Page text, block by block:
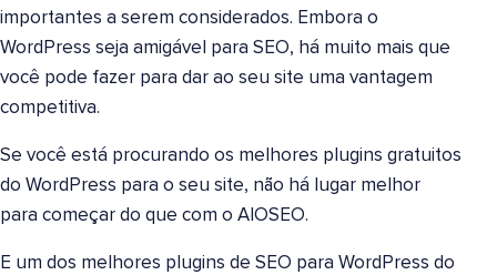
importantes a serem considerados. Embora o
WordPress seja amigável para SEO, há muito mais que
você pode fazer para dar ao seu site uma vantagem
competitiva.
Se você está procurando os melhores plugins gratuitos
do WordPress para o seu site, não há lugar melhor
para começar do que com o AIOSEO.
E um dos melhores plugins de SEO para WordPress do